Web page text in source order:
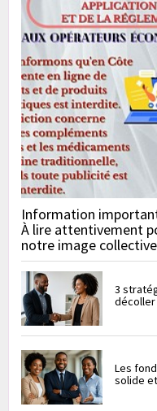
Information
À lire attentivement
notre image
3
décoller
Les
solide